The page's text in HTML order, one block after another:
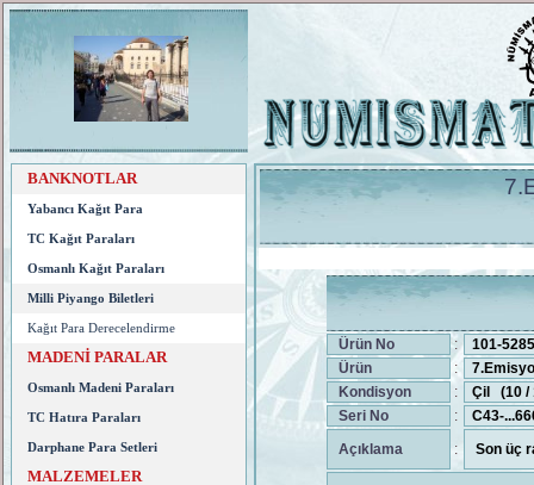
BANKNOTLAR
Yabancı Kağıt Para
TC Kağıt Paraları
Osmanlı Kağıt Paraları
Milli Piyango Biletleri
Kağıt Para Derecelendirme
MADENİ PARALAR
Osmanlı Madeni Paraları
TC Hatıra Paraları
Darphane Para Setleri
MALZEMELER
Ürün No :
101-5285
Ürün
:
Kondisyon
:
Çil (10
Seri No
:
C43-
Açıklama
: Son üç